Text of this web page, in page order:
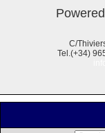
C/
Tel.(+34)